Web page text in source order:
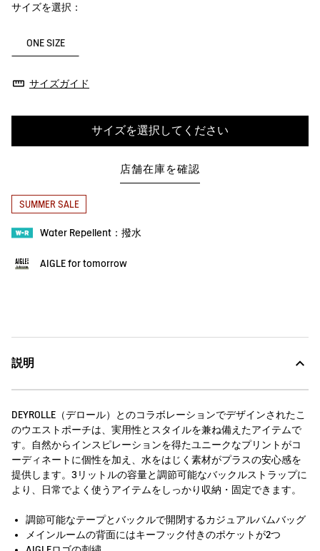
サイズを選択：
ONE SIZE
サイズガイド
サイズを選択してください
店舗在庫を確認
SUMMER SALE
Water Repellent：撥水
AIGLE for tomorrow
説明
DEYROLLE（デロール）とのコラボレーションでデザインされたこ
のウエストポーチは、実用性とスタイルを兼ね備えたアイテムで
す。自然からインスピレーションを得たユニークなプリントがコ
ーディネートに個性を加え、水をはじく素材がプラスの安心感を
提供します。3リットルの容量と調節可能なバックルストラップに
より、日常でよく使うアイテムをしっかり収納・固定できます。
調節可能なテープとバックルで開閉するカジュアルバムバッグ
メインルームの背面にはキーフック付きのポケットが2つ